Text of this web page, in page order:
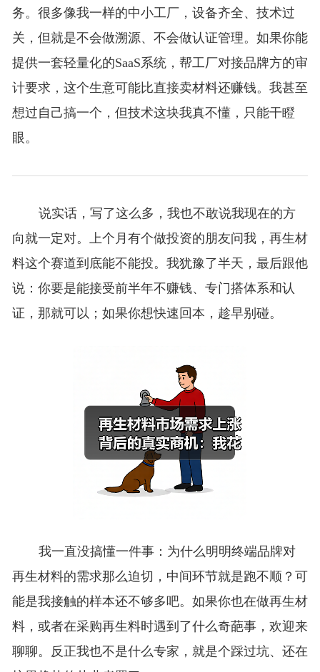
务。很多像我一样的中小工厂，设备齐全、技术过
关，但就是不会做溯源、不会做认证管理。如果你能
提供一套轻量化的SaaS系统，帮工厂对接品牌方的审
计要求，这个生意可能比直接卖材料还赚钱。我甚至
想过自己搞一个，但技术这块我真不懂，只能干瞪
眼。
说实话，写了这么多，我也不敢说我现在的方
向就一定对。上个月有个做投资的朋友问我，再生材
料这个赛道到底能不能投。我犹豫了半天，最后跟他
说：你要是能接受前半年不赚钱、专门搭体系和认
证，那就可以；如果你想快速回本，趁早别碰。
我一直没搞懂一件事：为什么明明终端品牌对
再生材料的需求那么迫切，中间环节就是跑不顺？可
能是我接触的样本还不够多吧。如果你也在做再生材
料，或者在采购再生料时遇到了什么奇葩事，欢迎来
聊聊。反正我也不是什么专家，就是个踩过坑、还在